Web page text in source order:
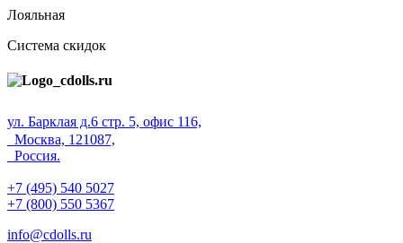
Лояльная
Система скидок
ул. Барклая д.6 стр. 5, офис 116,
Москва, 121087,
Россия.
+7 (495) 540 5027
+7 (800) 550 5367
info@cdolls.ru